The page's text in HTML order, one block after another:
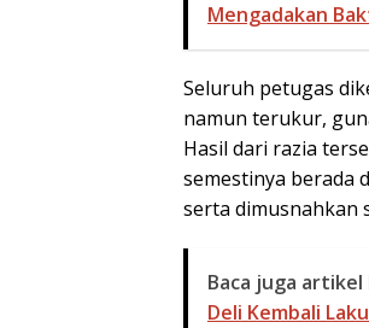
Mengadakan
Seluruh petugas
namun terukur,
Hasil dari razia
semestinya berada
serta dimusnahkan
Baca juga
Deli Kembali